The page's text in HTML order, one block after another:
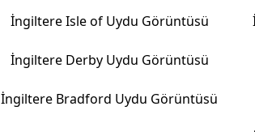
İngiltere Isle of Uydu Görüntüsü
İngiltere Derby Uydu Görüntüsü
İngiltere Bradford Uydu Görüntüsü